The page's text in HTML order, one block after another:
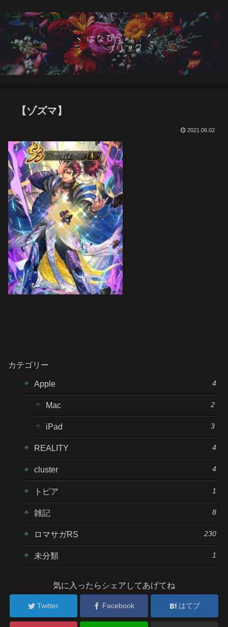
【ゾズマ】
2021.06.02
カテゴリー
Apple 4
Mac 2
iPad 3
REALITY 4
cluster 4
トピア 1
雑記 8
ロマサガRS 230
未分類 1
気に入ったらシェアしてあげてね
Twitter Facebook はてブ